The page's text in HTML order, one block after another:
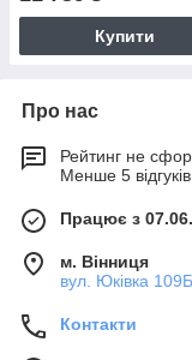
Купити
Про нас
Рейтинг не
Менше 5
Працює з
м. Вінниця
вул. Юківка
Контакти